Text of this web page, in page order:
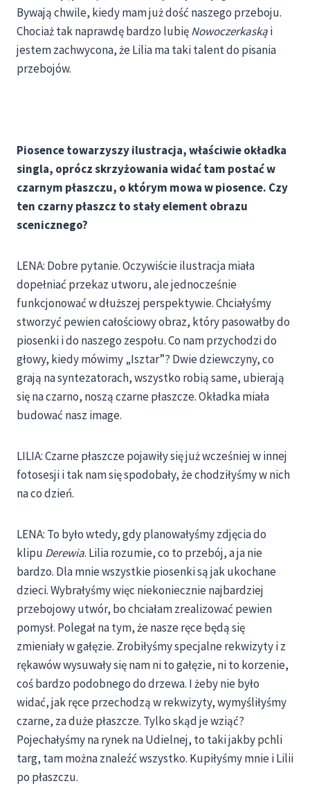
Bywają chwile, kiedy mam już dość naszego przeboju.
Chociaż tak naprawdę bardzo lubięNowoczerkaskąi
jestem zachwycona, że Lilia ma taki talent do pisania
przebojów.
Piosence towarzyszy ilustracja, właściwie okładka
singla, oprócz skrzyżowania widać tam postać w
czarnym płaszczu, o którym mowa w piosence. Czy
ten czarny płaszcz to stały element obrazu
scenicznego?
LENA: Dobre pytanie. Oczywiście ilustracja miała
dopełniać przekaz utworu, ale jednocześnie
funkcjonować w dłuższej perspektywie. Chciałyśmy
stworzyć pewien całościowy obraz, który pasowałby do
piosenki i do naszego zespołu. Co nam przychodzi do
głowy, kiedy mówimy „Isztar”? Dwie dziewczyny, co
grają na syntezatorach, wszystko robią same, ubierają
się na czarno, noszą czarne płaszcze. Okładka miała
budować nasz image.
LILIA: Czarne płaszcze pojawiły się już wcześniej w innej
fotosesji i tak nam się spodobały, że chodziłyśmy w nich
na co dzień.
LENA: To było wtedy, gdy planowałyśmy zdjęcia do
klipu Derewia. Lilia rozumie, co to przebój, a ja nie
bardzo. Dla mnie wszystkie piosenki są jak ukochane
dzieci. Wybrałyśmy więc niekoniecznie najbardziej
przebojowy utwór, bo chciałam zrealizować pewien
pomysł. Polegał na tym, że nasze ręce będą się
zmieniały w gałęzie. Zrobiłyśmy specjalne rekwizyty i z
rękawów wysuwały się nam ni to gałęzie, ni to korzenie,
coś bardzo podobnego do drzewa. I żeby nie było
widać, jak ręce przechodzą w rekwizyty, wymyśliłyśmy
czarne, za duże płaszcze. Tylko skąd je wziąć?
Pojechałyśmy na rynek na Udielnej, to taki jakby pchli
targ, tam można znaleźć wszystko. Kupiłyśmy mnie i Lilii
po płaszczu.